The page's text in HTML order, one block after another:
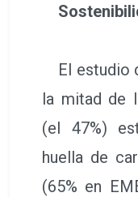
El estudio
la mitad de
(el 47%)
huella de
(65% en